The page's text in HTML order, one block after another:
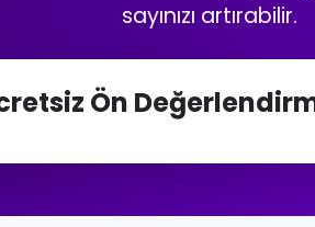
sayınızı artırabilir.
Ön